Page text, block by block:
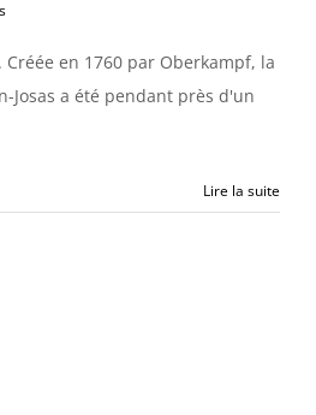
en 1760 par Oberkampf, la
Josas a été pendant près d'un
Lire la suite